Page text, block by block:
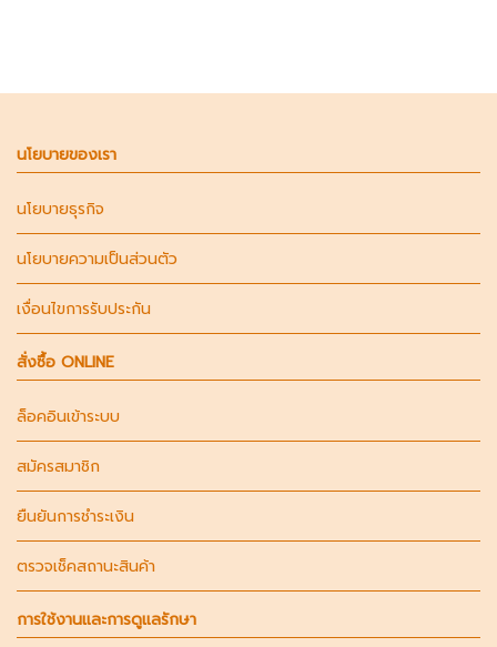
นโยบายของเรา
นโยบายธุรกิจ
นโยบายความเป็นส่วนตัว
เงื่อนไขการรับประกัน
สั่งซื้อ ONLINE
ล็อคอินเข้าระบบ
สมัครสมาชิก
ยืนยันการชำระเงิน
ตรวจเช็คสถานะสินค้า
การใช้งานและการดูแลรักษา